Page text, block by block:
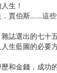
生！
賈伯斯……這
誌選出的七十
生藍圖的必要方
歷和金錢，成